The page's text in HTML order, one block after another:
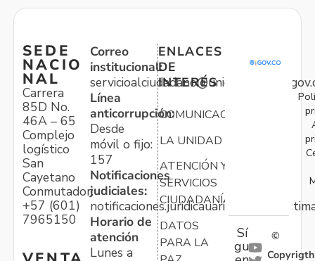
SEDE
NACIO
NAL
Carrera
85D No.
46A – 65
Complejo
logístico
San
Cayetano
Conmutador:
+57 (601)
7965150
Correo
institucional:
Línea
anticorrupción:
Desde
móvil o fijo:
157
Notificaciones
judiciales:
Horario de
atención
Lunes a
ENLACES
DE
INTERÉS
COMUNICACIONES
LA UNIDAD
ATENCIÓN Y
SERVICIOS
CIUDADANÍA
DATOS
PARA LA
Sí
gu
©
Copyrigth